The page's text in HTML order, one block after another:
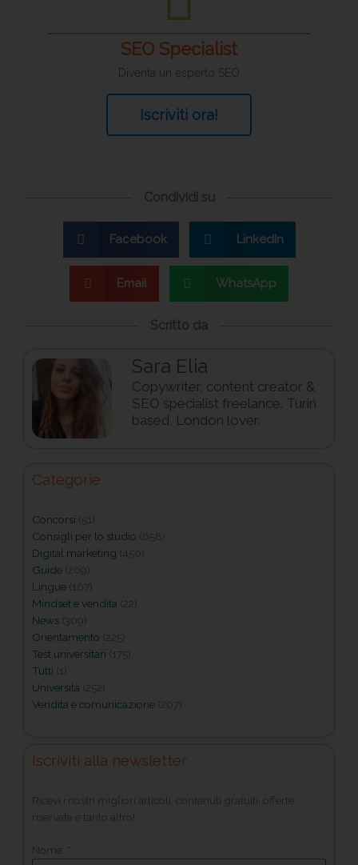
SEO Specialist
Diventa un esperto SEO
Iscriviti ora!
Condividi su
Facebook LinkedIn
Email WhatsApp
Scritto da
Sara Elia
Copywriter, content creator &
SEO specialist freelance. Turin
based, London lover.
Categorie
Concorsi (51)
Consigli per lo studio (658)
Digital marketing (450)
Guide (209)
Lingue (167)
Mindset e vendita (22)
News (309)
Orientamento (225)
Test universitari (175)
Tutti (1)
Università (252)
Vendita e comunicazione (207)
Iscriviti alla newsletter
Ricevi i nostri migliori articoli, contenuti gratuiti, offerte
riservate e tanto altro!
Nome